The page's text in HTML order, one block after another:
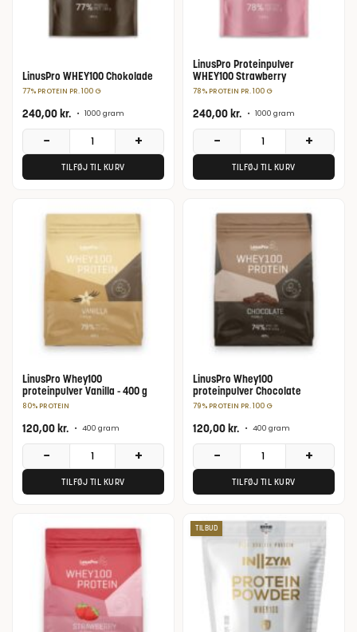
LinusPro WHEY100 Chokolade
77% PROTEIN PR. 100 G
240,00kr. • 1000 gram
− +
TILFØJ TIL KURV
LinusPro Proteinpulver
WHEY100 Strawberry
78% PROTEIN PR. 100 G
240,00kr. • 1000 gram
− +
TILFØJ TIL KURV
LinusPro Whey100
proteinpulver Vanilla - 400 g
80% PROTEIN
120,00kr. • 400 gram
− +
TILFØJ TIL KURV
LinusPro Whey100
proteinpulver Chocolate
79% PROTEIN PR. 100 G
120,00kr. • 400 gram
− +
TILFØJ TIL KURV
TILBUD